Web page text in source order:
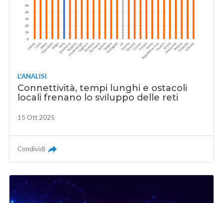
L'ANALISI
Connettività, tempi lunghi e ostacoli
locali frenano lo sviluppo delle reti
15 Ott 2025
Condividi